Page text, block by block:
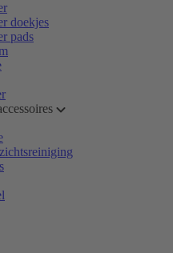
doekjes
pads